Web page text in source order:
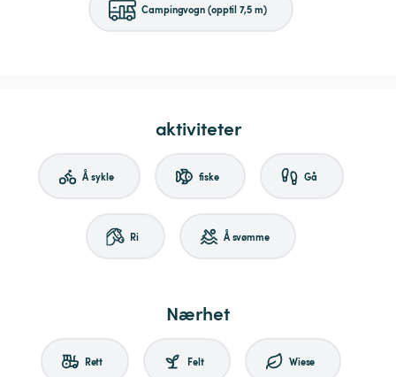
Campingvogn (opptil 7,5 m)
aktiviteter
Å sykle fiske Gå
Ri Å svømme
Nærhet
Rett Felt Wiese